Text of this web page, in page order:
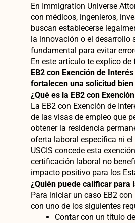
En Immigration Universe
con médicos, ingenieros,
buscan establecerse
la innovación o el desarrollo
fundamental para evitar
En este artículo te explico
EB2 con Exención de
fortalecen una solicitud
¿Qué es la EB2 con
La EB2 con Exención de
de las visas de empleo que
obtener la residencia
oferta laboral específica ni
USCIS concede esta
certificación laboral no
impacto positivo para los
¿Quién puede calificar para
Para iniciar un caso EB2
con uno de los siguientes
Contar con un título